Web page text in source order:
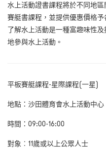
水上活動證書課程將於不同地
賽艇書課程，並提供優惠價格
了解水上活動是一種富趣味性
地參與水上活動。
平板賽艇課程-星際課程(一星)
地點：沙田體育會水上活動中心
時間：09:00-16:00
對象︰11歲或以上公眾人士